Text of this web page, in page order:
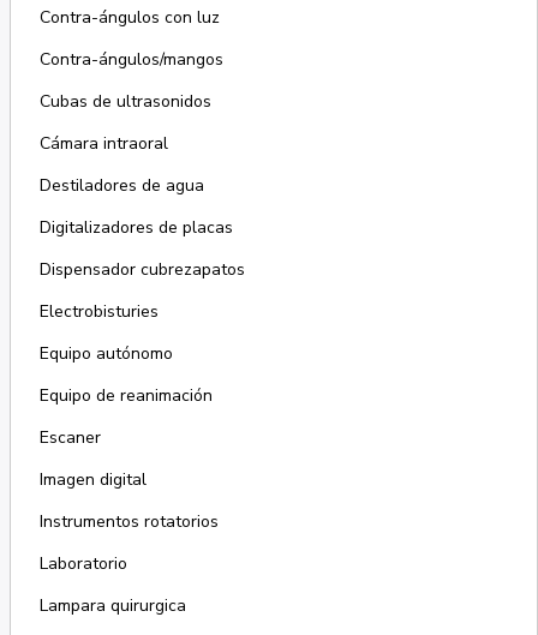
Contra-ángulos con luz
Contra-ángulos/mangos
Cubas de ultrasonidos
Cámara intraoral
Destiladores de agua
Digitalizadores de placas
Dispensador cubrezapatos
Electrobisturies
Equipo autónomo
Equipo de reanimación
Escaner
Imagen digital
Instrumentos rotatorios
Laboratorio
Lampara quirurgica